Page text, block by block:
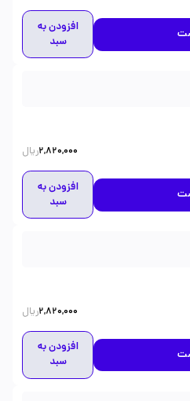
افزودن به
سبد
2,820,000ریال
افزودن به
سبد
2,820,000ریال
افزودن به
سبد